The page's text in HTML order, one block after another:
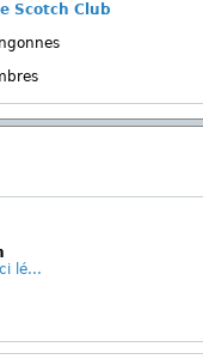
Scotch Club
lé...